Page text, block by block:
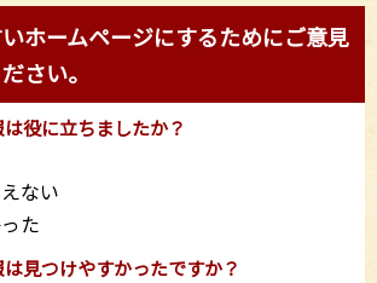
ホームページにするためにご意見
さい。
役に立ちましたか？
ない
た
見つけやすかったですか？